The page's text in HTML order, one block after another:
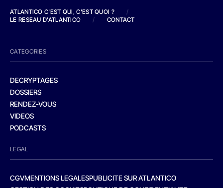
ATLANTICO C'EST QUI, C'EST QUOI ?
/
LE RESEAU D'ATLANTICO
/ CONTACT
CATEGORIES
DECRYPTAGES
DOSSIERS
RENDEZ-VOUS
VIDEOS
PODCASTS
LEGAL
CGVMENTIONS LEGALESPUBLICITE SUR ATLANTICO